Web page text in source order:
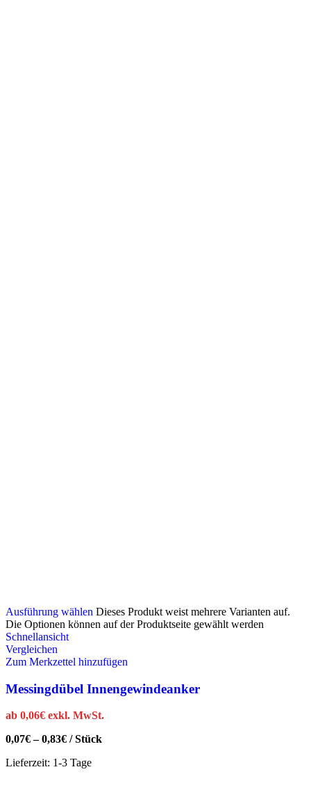
Ausführung wählen Dieses Produkt weist mehrere Varianten auf.
Die Optionen können auf der Produktseite gewählt werden
Schnellansicht
Vergleichen
Zum Merkzettel hinzufügen
Messingdübel Innengewindeanker
ab 0,06€ exkl. MwSt.
0,07€–0,83€ /Stück
Lieferzeit: 1-3 Tage